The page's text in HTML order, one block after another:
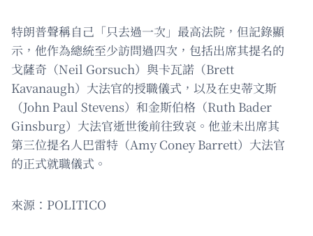
特朗普聲稱自己「只去過一次」最高法院，但記錄顯
示，他作為總統至少訪問過四次，包括出席其提名的
戈薩奇（Neil Gorsuch）與卡瓦諾（Brett
Kavanaugh）大法官的授職儀式，以及在史蒂文斯
（John Paul Stevens）和金斯伯格（Ruth Bader
Ginsburg）大法官逝世後前往致哀。他並未出席其
第三位提名人巴雷特（Amy Coney Barrett）大法官
的正式就職儀式。
來源：POLITICO